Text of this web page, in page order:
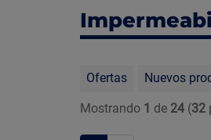
Ofertas Nuevos
Mostrando 1 de 24 (32